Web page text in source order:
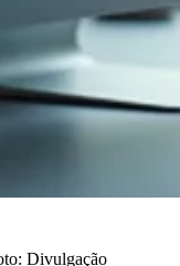
Divulgação